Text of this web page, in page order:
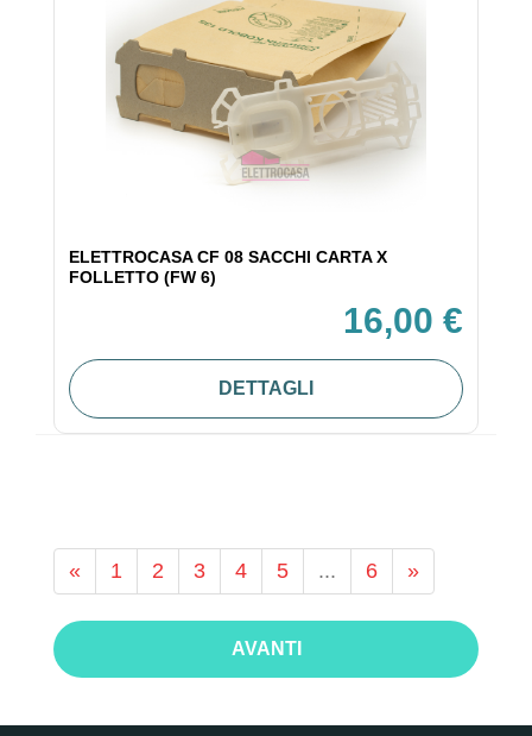
ELETTROCASA CF 08 SACCHI CARTA X
FOLLETTO (FW 6)
16,00 €
DETTAGLI
« 1 2 3 4 5 ... 6 »
AVANTI